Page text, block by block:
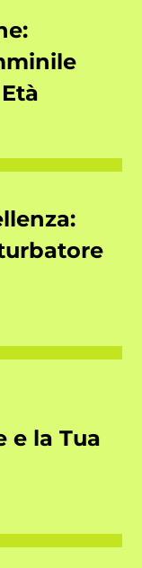
e la Tua